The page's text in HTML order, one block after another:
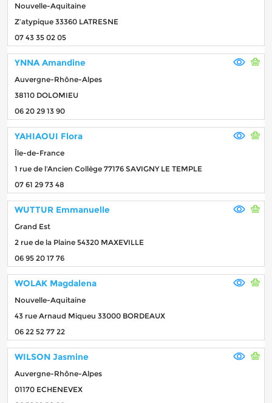
Nouvelle-Aquitaine
Z’atypique 33360 LATRESNE
07 43 35 02 05
YNNA Amandine
Auvergne-Rhône-Alpes
38110 DOLOMIEU
06 20 29 13 90
YAHIAOUI Flora
Île-de-France
1 rue de l'Ancien Collège 77176 SAVIGNY LE TEMPLE
07 61 29 73 48
WUTTUR Emmanuelle
Grand Est
2 rue de la Plaine 54320 MAXEVILLE
06 95 20 17 76
WOLAK Magdalena
Nouvelle-Aquitaine
43 rue Arnaud Miqueu 33000 BORDEAUX
06 22 52 77 22
WILSON Jasmine
Auvergne-Rhône-Alpes
01170 ECHENEVEX